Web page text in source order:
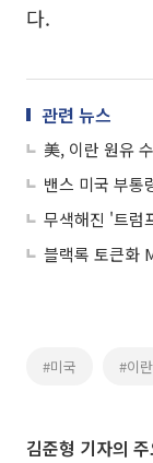
다.
관련 뉴스
美, 이란 원유
밴스 미국 부통
블랙록 토큰화
#미국 #이란
김준형 기자의